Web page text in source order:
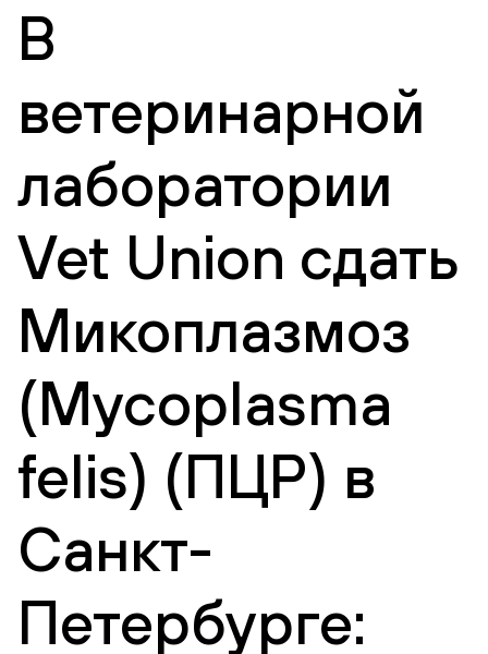
В
ветеринарной
лаборатории
Vet Union сдать
Микоплазмоз
(Mycoplasma
felis) (ПЦР) в
Санкт-
Петербурге: